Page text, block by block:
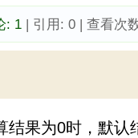
: 1| 引用: 0 | 查看次
果为0时，默认